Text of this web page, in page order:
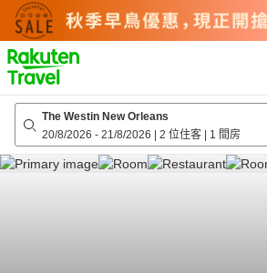
to
top
page
The Westin New Orleans
20/8/2026 - 21/8/2026 | 2 位住客 | 1 間房